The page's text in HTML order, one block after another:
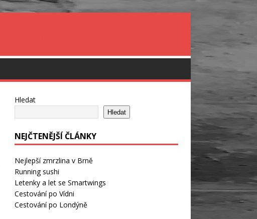
Hledat
Hledat
NEJČTENĚJŠÍ ČLÁNKY
Nejlepší zmrzlina v Brně
Running sushi
Letenky a let se Smartwings
Cestování po Vídni
Cestování po Londýně